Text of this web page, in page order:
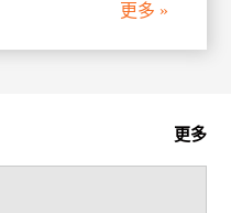
更多 »
更多